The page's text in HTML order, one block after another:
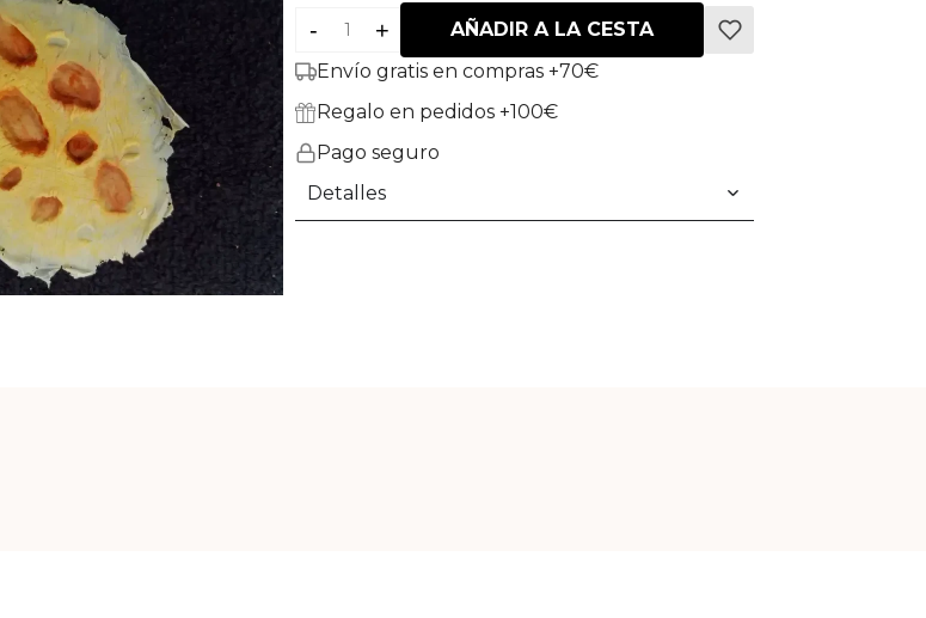
- +
AÑADIR A LA CESTA
Envío gratis en compras +70€
Regalo en pedidos +100€
Pago seguro
Detalles